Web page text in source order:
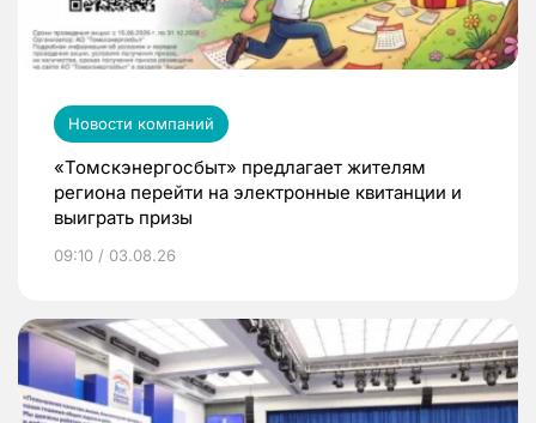
Новости компаний
«Томскэнергосбыт» предлагает жителям
региона перейти на электронные квитанции и
выиграть призы
09:10 / 03.08.26